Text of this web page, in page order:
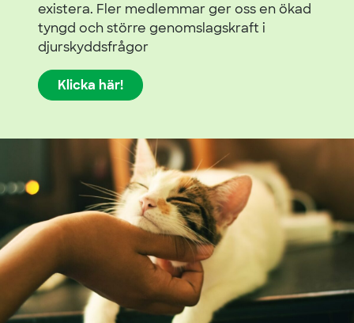
existera. Fler medlemmar ger oss en ökad
tyngd och större genomslagskraft i
djurskyddsfrågor
Klicka här!